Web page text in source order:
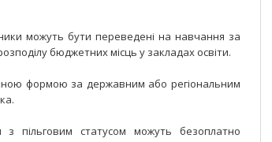
можуть бути переведені на навчання за
бюджетних місць у закладах освіти.
формою за державним або регіональним
пільговим статусом можуть безоплатно